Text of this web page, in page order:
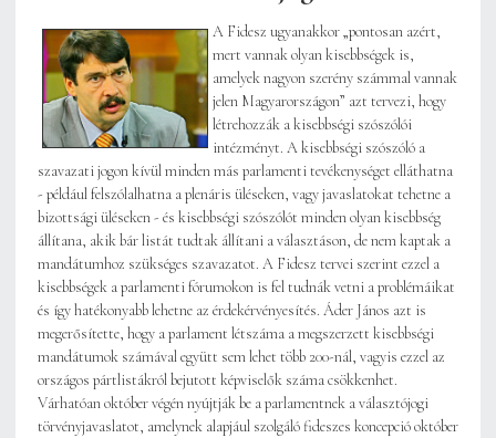
A Fidesz ugyanakkor „pontosan azért,
mert vannak olyan kisebbségek is,
amelyek nagyon szerény számmal vannak
jelen Magyarországon” azt tervezi, hogy
létrehozzák a kisebbségi szószólói
intézményt. A kisebbségi szószóló a
szavazati jogon kívül minden más parlamenti tevékenységet elláthatna
- például felszólalhatna a plenáris üléseken, vagy javaslatokat tehetne a
bizottsági üléseken - és kisebbségi szószólót minden olyan kisebbség
állítana, akik bár listát tudtak állítani a választáson, de nem kaptak a
mandátumhoz szükséges szavazatot. A Fidesz tervei szerint ezzel a
kisebbségek a parlamenti fórumokon is fel tudnák vetni a problémáikat
és így hatékonyabb lehetne az érdekérvényesítés. Áder János azt is
megerősítette, hogy a parlament létszáma a megszerzett kisebbségi
mandátumok számával együtt sem lehet több 200-nál, vagyis ezzel az
országos pártlistákról bejutott képviselők száma csökkenhet.
Várhatóan október végén nyújtják be a parlamentnek a választójogi
törvényjavaslatot, amelynek alapjául szolgáló fideszes koncepció október